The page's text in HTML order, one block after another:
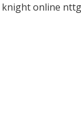
knight online